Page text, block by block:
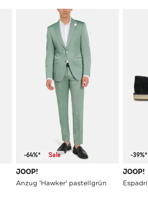
-64%* Sale
JOOP!
Anzug 'Hawker' pastellgrün
-39%*
JOOP!